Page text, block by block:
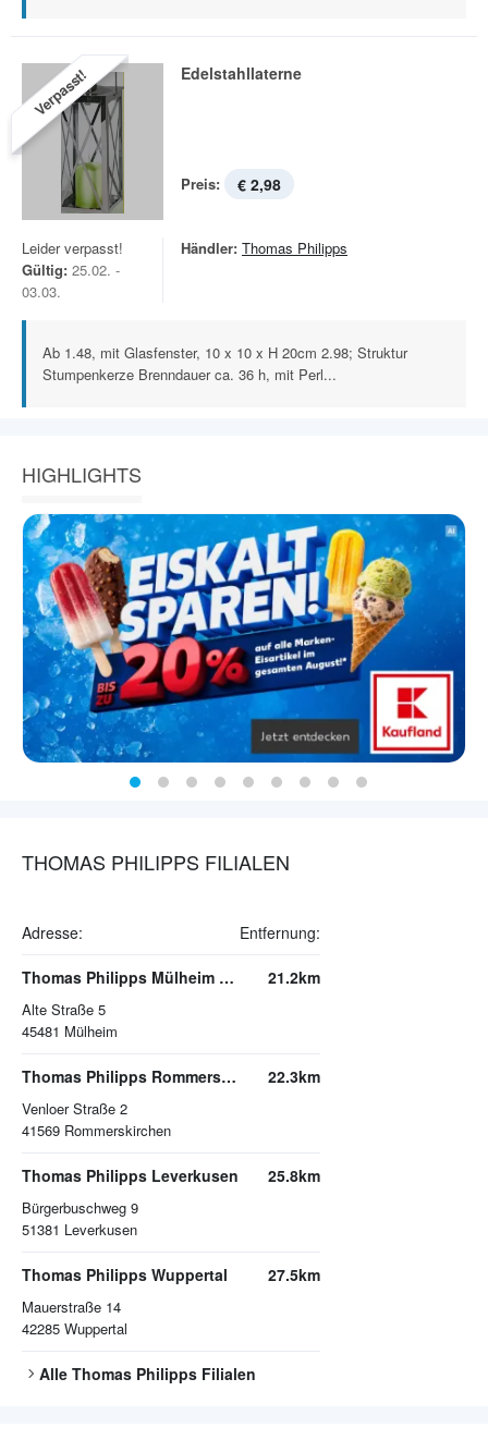
Verpasst! Edelstahllaterne
Preis: € 2,98
Leider verpasst!
Gültig: 25.02. -
03.03.
Händler: Thomas Philipps
Ab 1.48, mit Glasfenster, 10 x 10 x H 20cm 2.98; Struktur
Stumpenkerze Brenndauer ca. 36 h, mit Perl...
HIGHLIGHTS
THOMAS PHILIPPS FILIALEN
Adresse: Entfernung:
Thomas Philipps Mülheim an der Ruhr
Alte Straße 5
45481 Mülheim
21.2km
Thomas Philipps Rommerskirchen
Venloer Straße 2
41569 Rommerskirchen
22.3km
Thomas Philipps Leverkusen
Bürgerbuschweg 9
51381 Leverkusen
25.8km
Thomas Philipps Wuppertal
Mauerstraße 14
42285 Wuppertal
27.5km
Alle Thomas Philipps Filialen